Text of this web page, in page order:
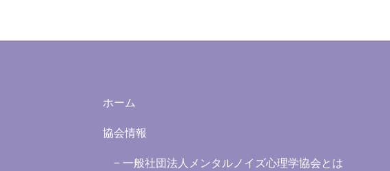
ホーム
協会情報
− 一般社団法人メンタルノイズ心理学協会とは